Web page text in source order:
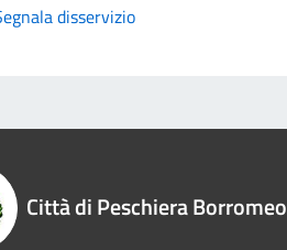
disservizio
Città di Peschiera Borromeo